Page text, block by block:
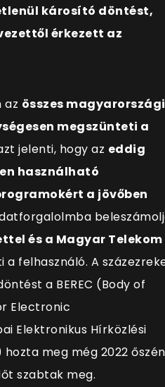
károsító döntést,
érkezett az
az összes magyarországi
megszünteti a
jelenti, hogy az eddig
használható
a jövőben
és a Magyar Telekom
a felhasználó. A
a BEREC (Body of
Electronic
Elektronikus Hírközlési
meg még 2022
szabtak meg.